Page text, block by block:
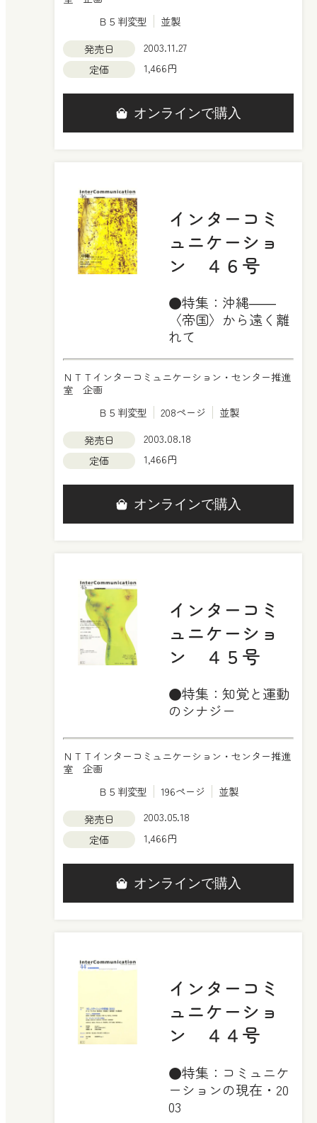
Ｂ５判変型
並製
発売日
2003.11.27
定価
1,466円
オンラインで購入
インターコミ
ュニケーショ
ン ４６号
●特集：沖縄――
〈帝国〉から遠く離
れて
ＮＴＴインターコミュニケーション・センター推進
室 企画
Ｂ５判変型
208ページ
並製
発売日
2003.08.18
定価
1,466円
オンラインで購入
インターコミ
ュニケーショ
ン ４５号
●特集：知覚と運動
のシナジー
ＮＴＴインターコミュニケーション・センター推進
室 企画
Ｂ５判変型
196ページ
並製
発売日
2003.05.18
定価
1,466円
オンラインで購入
インターコミ
ュニケーショ
ン ４４号
●特集：コミュニケ
ーションの現在・20
03